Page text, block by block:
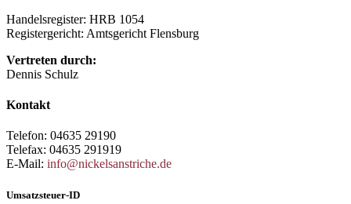
Handelsregister: HRB 1054
Registergericht: Amtsgericht Flensburg
Vertreten durch:
Dennis Schulz
Kontakt
Telefon: 04635 29190
Telefax: 04635 291919
E-Mail: info@nickelsanstriche.de
Umsatzsteuer-ID